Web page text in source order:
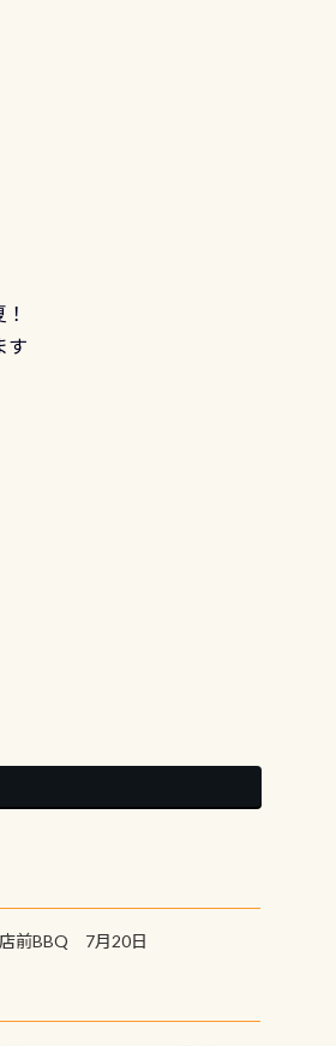
す
前BBQ 7月20日